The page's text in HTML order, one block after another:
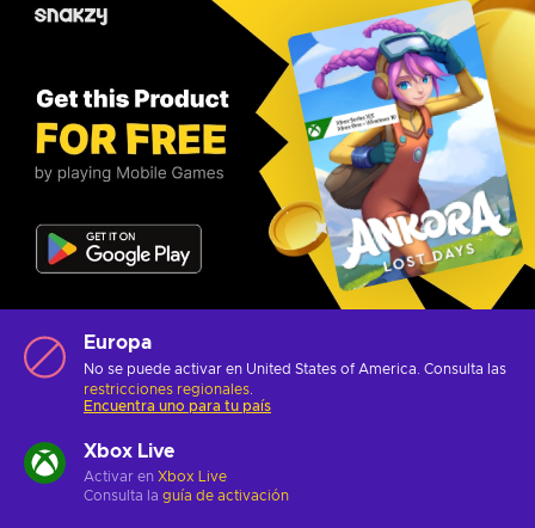
Europa
No se puede activar en United States of America. Consulta las
restricciones regionales
Encuentra uno para tu país
Xbox Live
Activar en Xbox Live
Consulta la guía de activación